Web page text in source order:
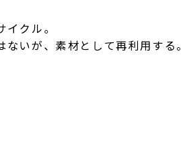
クル。
が、素材として再利用する。